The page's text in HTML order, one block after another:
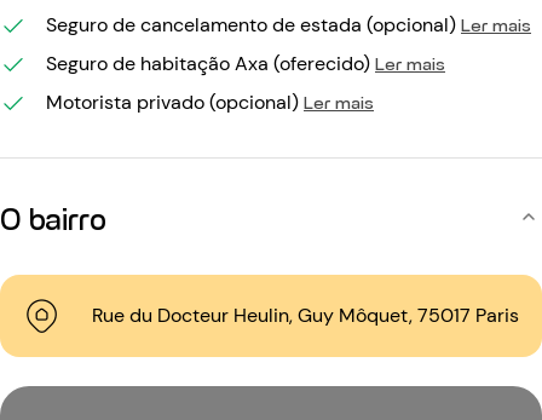
Seguro de cancelamento de estada (opcional) Ler mais
Seguro de habitação Axa (oferecido) Ler mais
Motorista privado (opcional) Ler mais
O bairro
Rue du Docteur Heulin, Guy Môquet, 75017 Paris